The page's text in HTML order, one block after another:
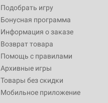
Подобрать игру
Бонусная программа
Информация о заказе
Возврат товара
Помощь с правилами
Архивные игры
Товары без скидки
Мобильное приложение